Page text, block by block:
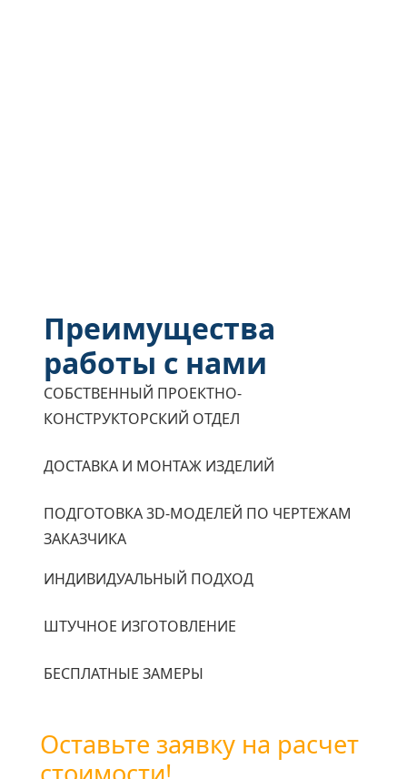
Преимущества
работы с нами
СОБСТВЕННЫЙ ПРОЕКТНО-
КОНСТРУКТОРСКИЙ ОТДЕЛ
ДОСТАВКА И МОНТАЖ ИЗДЕЛИЙ
ПОДГОТОВКА 3D-МОДЕЛЕЙ ПО ЧЕРТЕЖАМ
ЗАКАЗЧИКА
ИНДИВИДУАЛЬНЫЙ ПОДХОД
ШТУЧНОЕ ИЗГОТОВЛЕНИЕ
БЕСПЛАТНЫЕ ЗАМЕРЫ
Оставьте заявку на расчет